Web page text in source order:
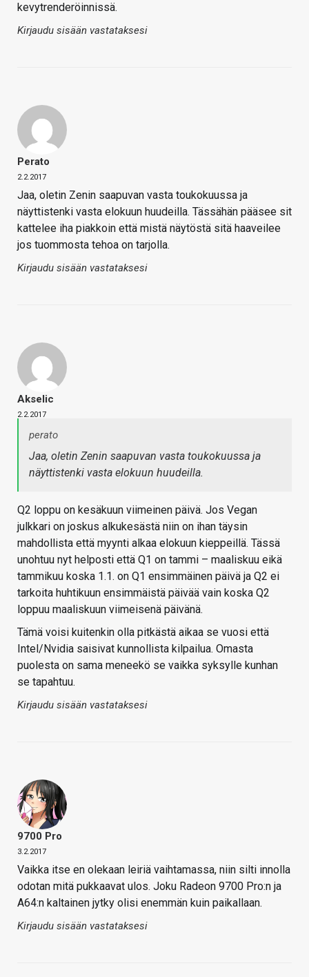
kevytrenderöinnissä.
Kirjaudu sisään vastataksesi
Perato
2.2.2017
Jaa, oletin Zenin saapuvan vasta toukokuussa ja
näyttistenki vasta elokuun huudeilla. Tässähän pääsee sit
kattelee iha piakkoin että mistä näytöstä sitä haaveilee
jos tuommosta tehoa on tarjolla.
Kirjaudu sisään vastataksesi
Akselic
2.2.2017
perato
Jaa, oletin Zenin saapuvan vasta toukokuussa ja
näyttistenki vasta elokuun huudeilla.
Q2 loppu on kesäkuun viimeinen päivä. Jos Vegan
julkkari on joskus alkukesästä niin on ihan täysin
mahdollista että myynti alkaa elokuun kieppeillä. Tässä
unohtuu nyt helposti että Q1 on tammi – maaliskuu eikä
tammikuu koska 1.1. on Q1 ensimmäinen päivä ja Q2 ei
tarkoita huhtikuun ensimmäistä päivää vain koska Q2
loppuu maaliskuun viimeisenä päivänä.
Tämä voisi kuitenkin olla pitkästä aikaa se vuosi että
Intel/Nvidia saisivat kunnollista kilpailua. Omasta
puolesta on sama meneekö se vaikka syksylle kunhan
se tapahtuu.
Kirjaudu sisään vastataksesi
9700 Pro
3.2.2017
Vaikka itse en olekaan leiriä vaihtamassa, niin silti innolla
odotan mitä pukkaavat ulos. Joku Radeon 9700 Pro:n ja
A64:n kaltainen jytky olisi enemmän kuin paikallaan.
Kirjaudu sisään vastataksesi